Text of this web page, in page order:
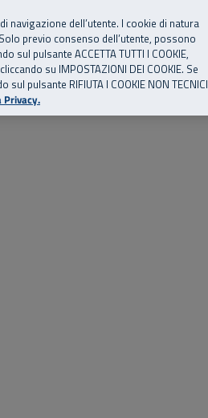
Risorse utili Supporto
dell’utente. I cookie di natura
previo consenso dell’utente, possono
pulsante ACCETTA TUTTI I COOKIE,
su IMPOSTAZIONI DEI COOKIE. Se
pulsante RIFIUTA I COOKIE NON TECNICI